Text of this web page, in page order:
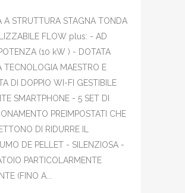
A STRUTTURA STAGNA TONDA
FLOW plus: - AD
(10 kW ) - DOTATA
TECNOLOGIA MAESTRO E
DI DOPPIO WI-FI GESTIBILE
SMARTPHONE - 5 SET DI
PREIMPOSTATI CHE
DI RIDURRE IL
DE PELLET - SILENZIOSA -
PARTICOLARMENTE
(FINO A...